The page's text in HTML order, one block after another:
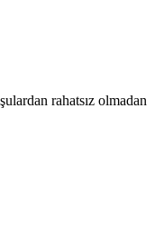
rahatsız olmadan